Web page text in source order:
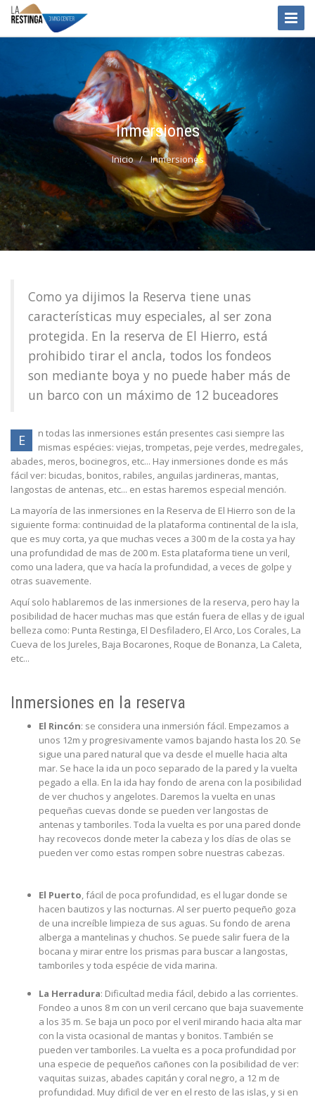
Toggle
Inmersiones
Inicio Inmersiones
Como ya dijimos la Reserva tiene unas
características muy especiales, al ser zona
protegida. En la reserva de El Hierro, está
prohibido tirar el ancla, todos los fondeos
son mediante boya y no puede haber más de
un barco con un máximo de 12 buceadores
E
n todas las inmersiones están presentes casi siempre las
mismas espécies: viejas, trompetas, peje verdes, medregales,
abades, meros, bocinegros, etc... Hay inmersiones donde es más
fácil ver: bicudas, bonitos, rabiles, anguilas jardineras, mantas,
langostas de antenas, etc... en estas haremos especial mención.
La mayoría de las inmersiones en la Reserva de El Hierro son de la
siguiente forma: continuidad de la plataforma continental de la isla,
que es muy corta, ya que muchas veces a 300 m de la costa ya hay
una profundidad de mas de 200 m. Esta plataforma tiene un veril,
como una ladera, que va hacía la profundidad, a veces de golpe y
otras suavemente.
Aquí solo hablaremos de las inmersiones de la reserva, pero hay la
posibilidad de hacer muchas mas que están fuera de ellas y de igual
belleza como: Punta Restinga, El Desfiladero, El Arco, Los Corales, La
Cueva de los Jureles, Baja Bocarones, Roque de Bonanza, La Caleta,
etc...
Inmersiones en la reserva
El Rincón: se considera una inmersión fácil. Empezamos a
unos 12m y progresivamente vamos bajando hasta los 20. Se
sigue una pared natural que va desde el muelle hacia alta
mar. Se hace la ida un poco separado de la pared y la vuelta
pegado a ella. En la ida hay fondo de arena con la posibilidad
de ver chuchos y angelotes. Daremos la vuelta en unas
pequeñas cuevas donde se pueden ver langostas de
antenas y tamboriles. Toda la vuelta es por una pared donde
hay recovecos donde meter la cabeza y los días de olas se
pueden ver como estas rompen sobre nuestras cabezas.
El Puerto, fácil de poca profundidad, es el lugar donde se
hacen bautizos y las nocturnas. Al ser puerto pequeño goza
de una increíble limpieza de sus aguas. Su fondo de arena
alberga a mantelinas y chuchos. Se puede salir fuera de la
bocana y mirar entre los prismas para buscar a langostas,
tamboriles y toda espécie de vida marina.
La Herradura: Dificultad media fácil, debido a las corrientes.
Fondeo a unos 8 m con un veril cercano que baja suavemente
a los 35 m. Se baja un poco por el veril mirando hacia alta mar
con la vista ocasional de mantas y bonitos. También se
pueden ver tamboriles. La vuelta es a poca profundidad por
una especie de pequeños cañones con la posibilidad de ver:
vaquitas suizas, abades capitán y coral negro, a 12 m de
profundidad. Muy dificil de ver en el resto de las islas, y si en